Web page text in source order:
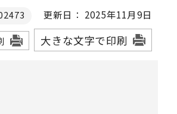
更新日： 2025年11月9日
大きな文字で印刷